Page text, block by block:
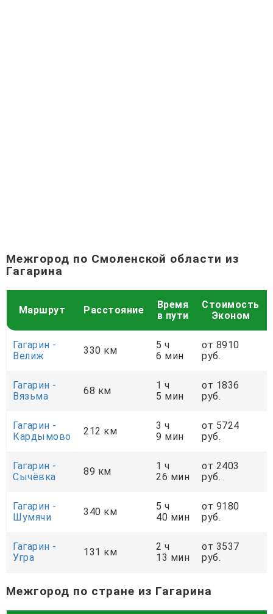
Межгород по Смоленской области из
Гагарина
Маршрут Расстояние
Время
в пути
Стоимость
Эконом
Гагарин -
Велиж
330 км
5 ч
6 мин
от 8910
руб.
Гагарин -
Вязьма
68 км
1 ч
5 мин
от 1836
руб.
Гагарин -
Кардымово
212 км
3 ч
9 мин
от 5724
руб.
Гагарин -
Сычёвка
89 км
1 ч
26 мин
от 2403
руб.
Гагарин -
Шумячи
340 км
5 ч
40 мин
от 9180
руб.
Гагарин -
Угра
131 км
2 ч
13 мин
от 3537
руб.
Межгород по стране из Гагарина